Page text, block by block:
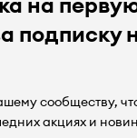
подписку
сообществу,
акциях и